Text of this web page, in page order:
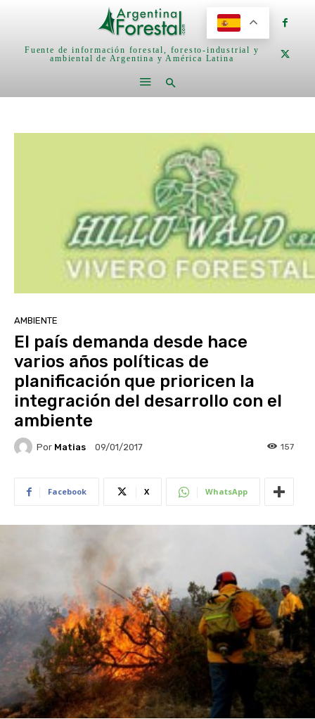
Fuente de información forestal, foresto-industrial y
ambiental de Argentina y América Latina
AMBIENTE
El país demanda desde hace
varios años políticas de
planificación que prioricen la
integración del desarrollo con el
ambiente
Por Matias 09/01/2017 157
Facebook X WhatsApp